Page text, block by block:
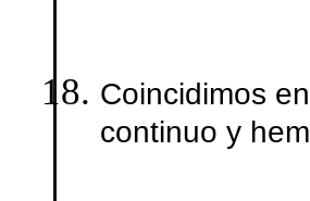
Coincidimos
continuo y